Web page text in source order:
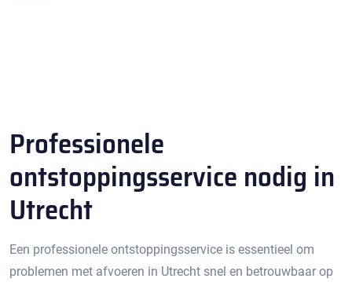
Professionele
ontstoppingsservice nodig in
Utrecht
Een professionele ontstoppingsservice is essentieel om
problemen met afvoeren in Utrecht snel en betrouwbaar op